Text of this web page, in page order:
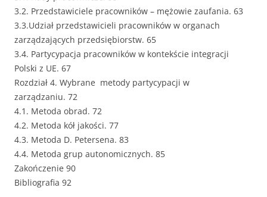
3.2. Przedstawiciele pracowników – mężowie zaufania. 63
3.3.Udział przedstawicieli pracowników w organach
zarządzających przedsiębiorstw. 65
3.4. Partycypacja pracowników w kontekście integracji
Polski z UE. 67
Rozdział 4. Wybrane metody partycypacji w
zarządzaniu. 72
4.1. Metoda obrad. 72
4.2. Metoda kół jakości. 77
4.3. Metoda D. Petersena. 83
4.4. Metoda grup autonomicznych. 85
Zakończenie 90
Bibliografia 92